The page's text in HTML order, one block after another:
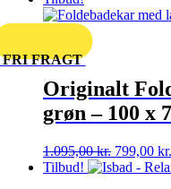
FRAGT
Originalt
grøn – 100 x
1.095,00kr. Den
799,00 kr.
Tilbud!